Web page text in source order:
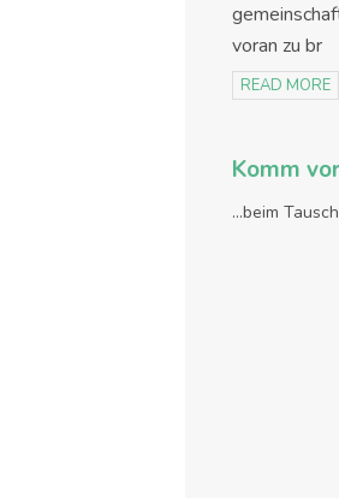
voran zu br
READ MORE
Komm
...beim